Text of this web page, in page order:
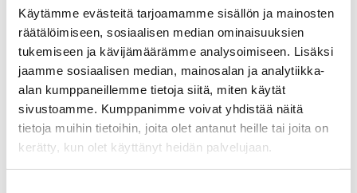
Käytämme evästeitä tarjoamamme sisällön ja mainosten
räätälöimiseen, sosiaalisen median ominaisuuksien
tukemiseen ja kävijämäärämme analysoimiseen. Lisäksi
jaamme sosiaalisen median, mainosalan ja analytiikka-
alan kumppaneillemme tietoja siitä, miten käytät
sivustoamme. Kumppanimme voivat yhdistää näitä
tietoja muihin tietoihin, joita olet antanut heille tai joita on
kerätty, kun olet käyttänyt heidän palvelujaan.
Kustavilainen matala astiakaappi, jota voisi kutsua myös
neljän laatikon verran. Tämän kustavilaistyylisen
säilytyskalusteen kansi toimii työtasona tai laskutilana.
Voit sijoittaa kaapin esimerkiksi ruokailutilaan, jossa se
palvelee myös sivupöytänä ja apuna tarjoilussa. Kaappi
toimii niin astioiden kuin muidenkin tavaroiden säilytyksessä
ja kätkee säilytettävät tavarat hillitysti koristeltujen oviensa
taakse. Alakaapin ovien takaa löytyvät irralliset, siirrettävät